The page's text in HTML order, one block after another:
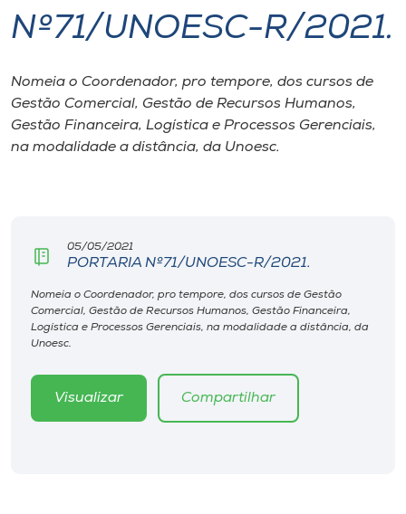
I.nova
Diplomados
Cultura
Biblioteca
Editora
Museu
Nº71/UNOESC-R/2021.
Nomeia o Coordenador, pro tempore, dos cursos de
Gestão Comercial, Gestão de Recursos Humanos,
Gestão Financeira, Logística e Processos Gerenciais,
na modalidade a distância, da Unoesc.
05/05/2021
PORTARIA Nº71/UNOESC-R/2021.
Nomeia o Coordenador, pro tempore, dos cursos de Gestão
Comercial, Gestão de Recursos Humanos, Gestão Financeira,
Logística e Processos Gerenciais, na modalidade a distância, da
Unoesc.
Visualizar Compartilhar